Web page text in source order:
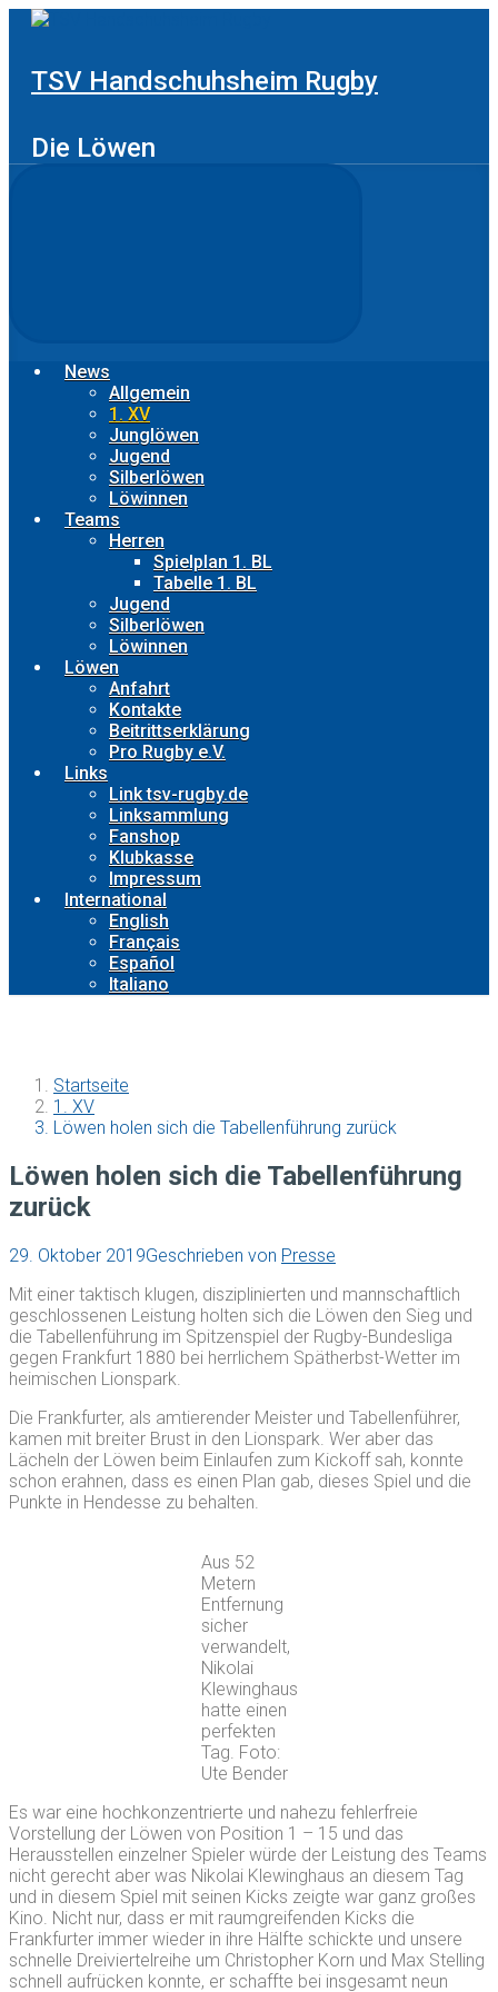
Zum
TSV Handschuhsheim Rugby
Die Löwen
News
Allgemein
1. XV
Junglöwen
Jugend
Silberlöwen
Löwinnen
Teams
Herren
Spielplan 1. BL
Tabelle 1. BL
Jugend
Silberlöwen
Löwinnen
Löwen
Anfahrt
Kontakte
Beitrittserklärung
Pro Rugby e.V.
Links
Link tsv-rugby.de
Linksammlung
Fanshop
Klubkasse
Impressum
International
English
Français
Español
Italiano
Startseite
1. XV
Löwen holen sich die Tabellenführung zurück
Löwen holen sich die Tabellenführung
zurück
29. Oktober 2019Geschrieben von Presse
Mit einer taktisch klugen, disziplinierten und mannschaftlich
geschlossenen Leistung holten sich die Löwen den Sieg und
die Tabellenführung im Spitzenspiel der Rugby-Bundesliga
gegen Frankfurt 1880 bei herrlichem Spätherbst-Wetter im
heimischen Lionspark.
Die Frankfurter, als amtierender Meister und Tabellenführer,
kamen mit breiter Brust in den Lionspark. Wer aber das
Lächeln der Löwen beim Einlaufen zum Kickoff sah, konnte
schon erahnen, dass es einen Plan gab, dieses Spiel und die
Punkte in Hendesse zu behalten.
Aus 52
Metern
Entfernung
sicher
verwandelt,
Nikolai
Klewinghaus
hatte einen
perfekten
Tag. Foto:
Ute Bender
Es war eine hochkonzentrierte und nahezu fehlerfreie
Vorstellung der Löwen von Position 1 – 15 und das
Herausstellen einzelner Spieler würde der Leistung des Teams
nicht gerecht aber was Nikolai Klewinghaus an diesem Tag
und in diesem Spiel mit seinen Kicks zeigte war ganz großes
Kino. Nicht nur, dass er mit raumgreifenden Kicks die
Frankfurter immer wieder in ihre Hälfte schickte und unsere
schnelle Dreiviertelreihe um Christopher Korn und Max Stelling
schnell aufrücken konnte, er schaffte bei insgesamt neun